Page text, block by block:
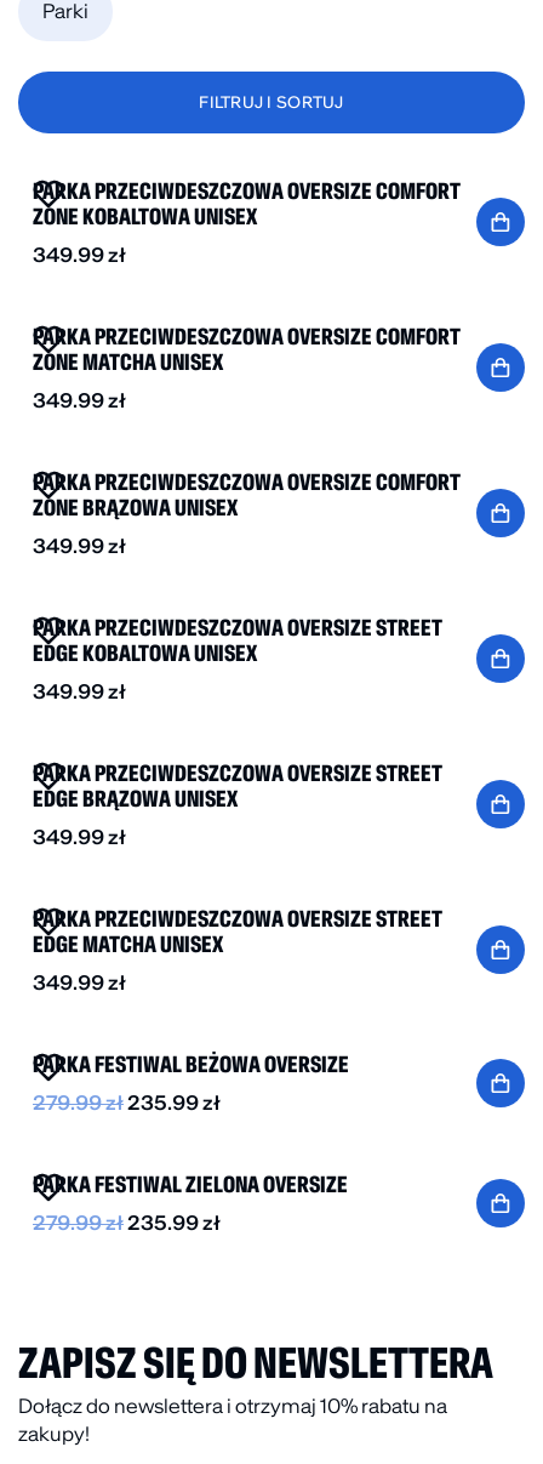
Parki
FILTRUJ I SORTUJ
NOWOŚĆ
PARKA PRZECIWDESZCZOWA OVERSIZE COMFORT
ZONE KOBALTOWA UNISEX
349.99zł
PARKA PRZECIWDESZCZOWA OVERSIZE COMFORT
ZONE MATCHA UNISEX
349.99zł
PARKA PRZECIWDESZCZOWA OVERSIZE COMFORT
ZONE BRĄZOWA UNISEX
349.99zł
PARKA PRZECIWDESZCZOWA OVERSIZE STREET
EDGE KOBALTOWA UNISEX
349.99zł
PARKA PRZECIWDESZCZOWA OVERSIZE STREET
EDGE BRĄZOWA UNISEX
349.99zł
PARKA PRZECIWDESZCZOWA OVERSIZE STREET
EDGE MATCHA UNISEX
349.99zł
PARKA FESTIWAL BEŻOWA OVERSIZE
279.99zł235.99zł
PARKA FESTIWAL ZIELONA OVERSIZE
279.99zł235.99zł
ZAPISZ SIĘ DO NEWSLETTERA
Dołącz do newslettera i otrzymaj 10% rabatu na
zakupy!